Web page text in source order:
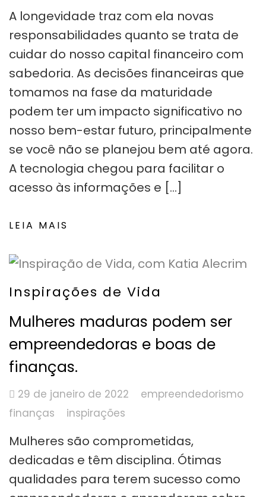
A longevidade traz com ela novas
responsabilidades quanto se trata de
cuidar do nosso capital financeiro com
sabedoria. As decisões financeiras que
tomamos na fase da maturidade
podem ter um impacto significativo no
nosso bem-estar futuro, principalmente
se você não se planejou bem até agora.
A tecnologia chegou para facilitar o
acesso às informações e […]
LEIA MAIS
Inspirações de Vida
Mulheres maduras podem ser
empreendedoras e boas de
finanças.
29 de janeiro de 2022
empreendedorismo
finanças
inspirações
Mulheres são comprometidas,
dedicadas e têm disciplina. Ótimas
qualidades para terem sucesso como